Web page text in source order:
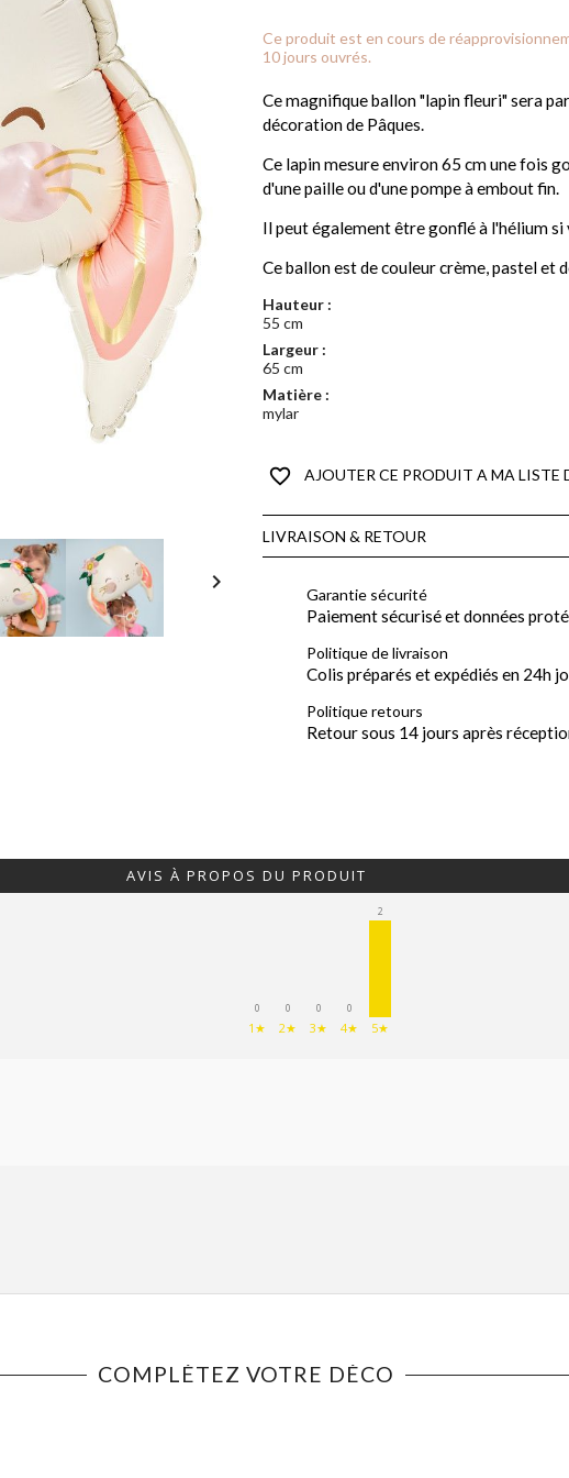

Ce produit est en cours de
10 jours ouvrés.
Ce magnifique ballon "lapin fleuri" sera
décoration de Pâques.
Ce lapin mesure environ 65 cm une fois
d'une paille ou d'une pompe à embout fin.
Il peut également être gonflé à l'hélium
Ce ballon est de couleur crème, pastel et
Hauteur :
55 cm
Largeur :
65 cm
Matière :
mylar
favorite_border AJOUTER CE PRODUIT A MA LISTE
LIVRAISON & RETOUR
Garantie sécurité
Paiement sécurisé et données
Politique de livraison
Colis préparés et expédiés en 24h
Politique retours
Retour sous 14 jours après
AVIS À PROPOS DU PRODUIT
0
1★
0
2★
0
3★
0
4★
2
5★
COMPLÉTEZ VOTRE DÉCO